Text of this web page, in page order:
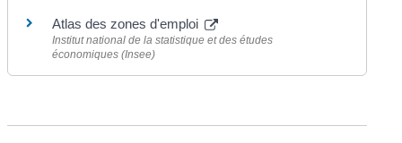
Atlas des zones d'emploi
Institut national de la statistique et des études
économiques (Insee)